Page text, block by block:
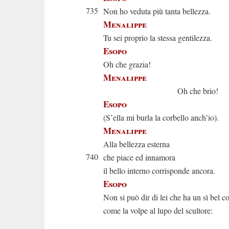
735 Non ho veduta più tanta bellezza.
Menalippe
Tu sei proprio la stessa gentilezza.
Esopo
Oh che grazia!
Menalippe
Oh che brio!
Esopo
(S’ella mi burla la corbello anch’io).
Menalippe
Alla bellezza esterna
740 che piace ed innamora
il bello interno corrisponde ancora.
Esopo
Non si può dir di lei che ha un sì bel
come la volpe al lupo del scultore: